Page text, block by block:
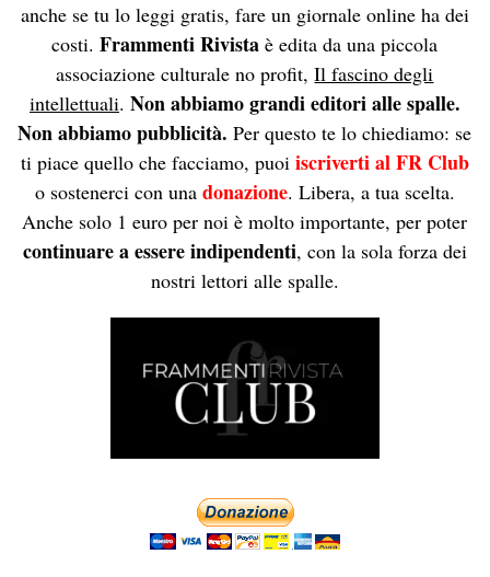
anche se tu lo leggi gratis, fare un giornale online ha dei
costi.Frammenti Rivistaè edita da una piccola
associazione culturale no profit,Il fascino degli
intellettuali. Non abbiamo grandi editori alle spalle.
Non abbiamo pubblicità. Per questo te lo chiediamo: se
ti piace quello che facciamo, puoi iscriverti al FR Club
o sostenerci con una donazione. Libera, a tua scelta.
Anche solo 1 euro per noi è molto importante, per poter
continuare a essere indipendenti, con la sola forza dei
nostri lettori alle spalle.